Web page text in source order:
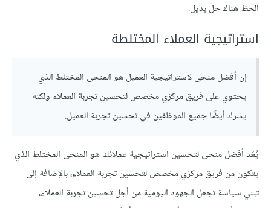
الحظ هناك حل بديل.
استراتيجية العملاء المختلطة
إن أفضل منحى لاستراتيجية العميل هو المنحى المختلط الذي
يحتوي على فريق مركزي مخصص لتحسين تجربة العملاء ولكنه
يشرك أيضًا جميع الموظفين في تحسين تجربة العميل.
يُعَد أفضل منحى لتحسين استراتيجية عملائك هو المنحى المختلط الذي
يتكون من فريق مركزي مخصص لتحسين تجربة العملاء، بالإضافة إلى
تبني سياسة تجعل الجهود اليومية من أجل تحسين تجربة العملاء،